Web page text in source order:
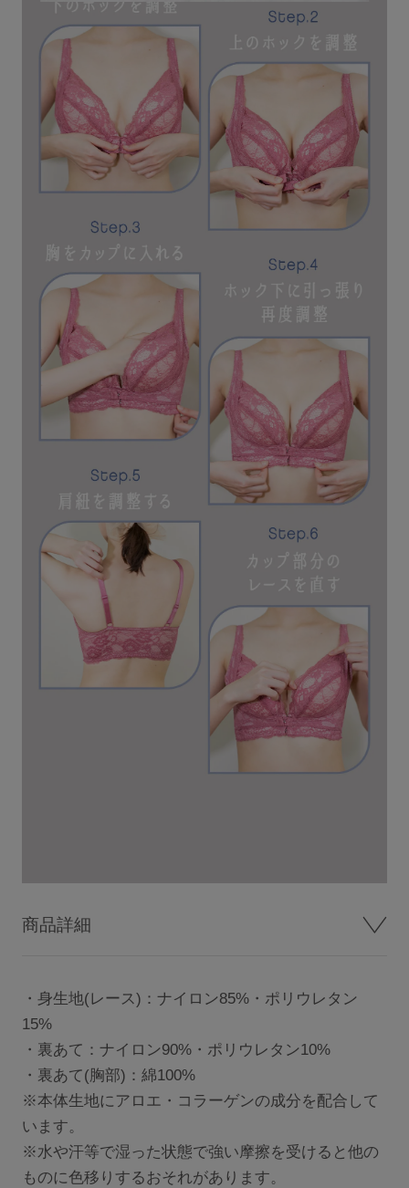
商品詳細
・身生地(レース)：ナイロン85%・ポリウレタン
15%
・裏あて：ナイロン90%・ポリウレタン10%
・裏あて(胸部)：綿100%
※本体生地にアロエ・コラーゲンの成分を配合して
います。
※水や汗等で湿った状態で強い摩擦を受けると他の
ものに色移りするおそれがあります。